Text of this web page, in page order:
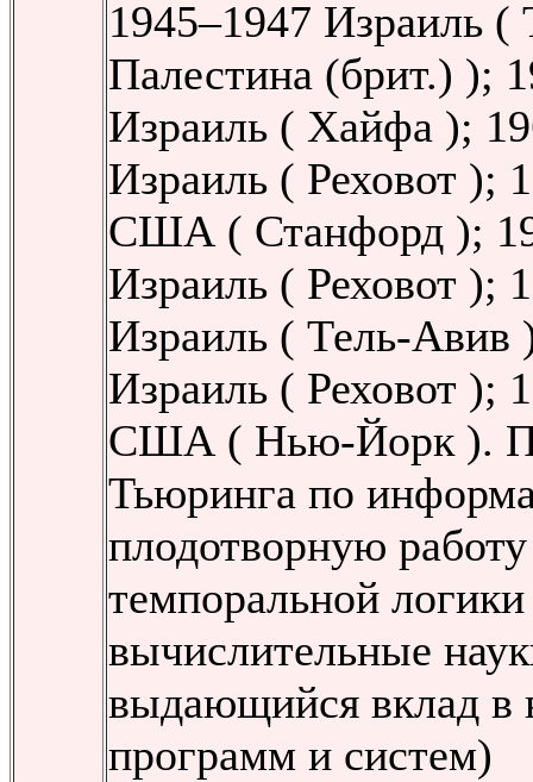
1945–1947 Израиль
Палестина (брит.) );
Израиль ( Хайфа );
Израиль ( Реховот );
США ( Станфорд );
Израиль ( Реховот );
Израиль ( Тель-Авив
Израиль ( Реховот );
США ( Нью-Йорк ).
Тьюринга по
плодотворную
темпоральной
вычислительные
выдающийся вклад в
программ и систем)